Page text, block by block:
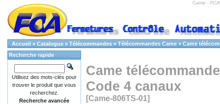
Came -
Accueil » Catalogue » Télécommandes » Télécommandes Came » Came
Came
Code 4 canaux
[Came-806TS-01]
Recherche rapide
Utilisez des mots-clés pour
trouver le produit que vous
recherchez.
Recherche avancée